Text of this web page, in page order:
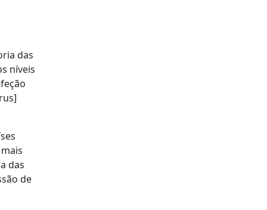
das
níveis
das
de